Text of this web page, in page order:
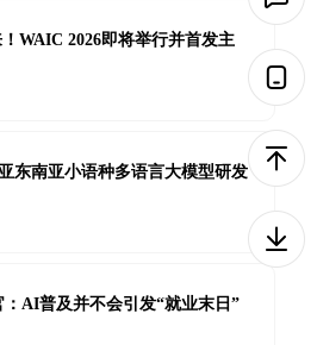
WAIC 2026即将举行并首发主
东南亚小语种多语言大模型研发
AI普及并不会引发“就业末日”